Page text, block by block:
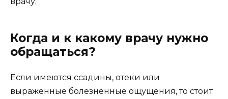
Когда и к какому врачу нужно
обращаться?
Если имеются ссадины, отеки или
выраженные болезненные ощущения, то стоит